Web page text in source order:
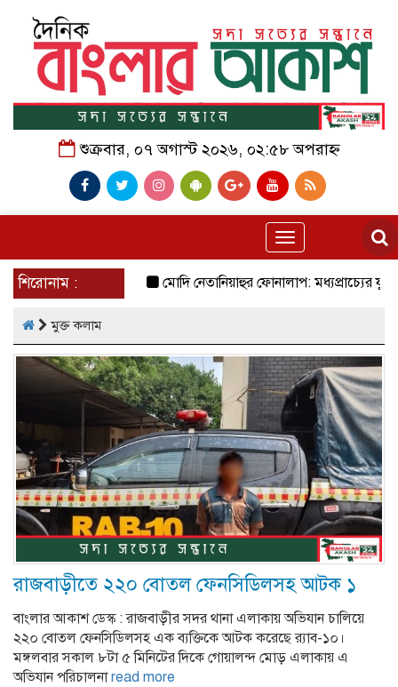
শুক্রবার, ০৭ অগাস্ট ২০২৬, ০২:৫৮ অপরাহ্ন
Toggle
navigation
শিরোনাম : মোদি নেতানিয়াহুর ফোনালাপ: মধ্যপ্রাচ্যের যুদ্ধ ও
মুক্ত কলাম
রাজবাড়ীতে ২২০ বোতল ফেনসিডিলসহ আটক ১
বাংলার আকাশ ডেস্ক : রাজবাড়ীর সদর থানা এলাকায় অভিযান চালিয়ে
২২০ বোতল ফেনসিডিলসহ এক ব্যক্তিকে আটক করেছে র‌্যাব-১০।
মঙ্গলবার সকাল ৮টা ৫ মিনিটের দিকে গোয়ালন্দ মোড় এলাকায় এ
অভিযান পরিচালনাread more